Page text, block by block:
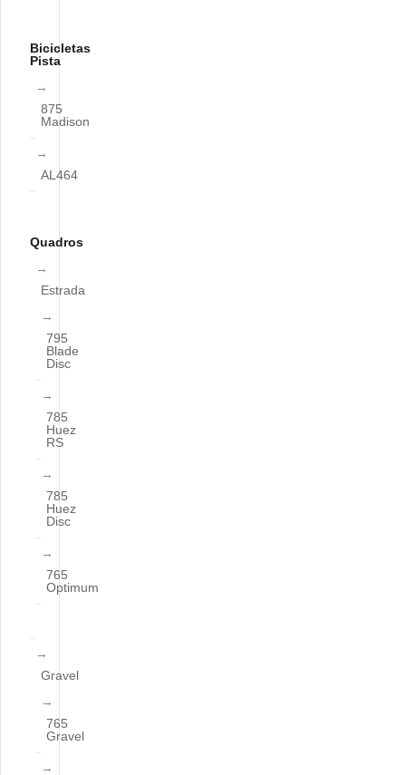
Bicicletas
Pista
875
Madison
AL464
Quadros
Estrada
795
Blade
Disc
785
Huez
RS
785
Huez
Disc
765
Optimum
Gravel
765
Gravel